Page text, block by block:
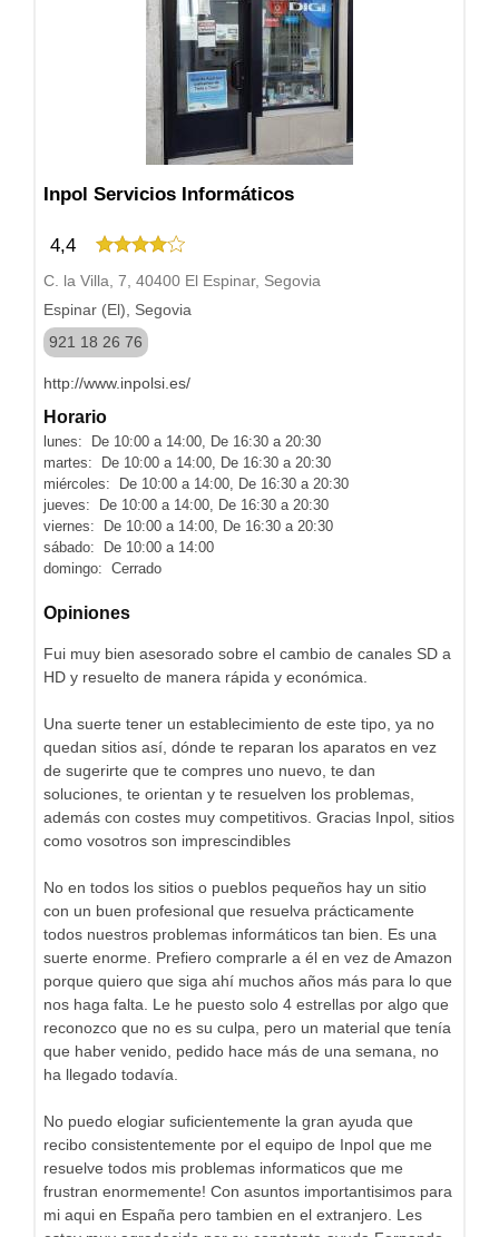
Inpol Servicios Informáticos
4,4
C. la Villa, 7, 40400 El Espinar, Segovia
Espinar (El), Segovia
921 18 26 76
http://www.inpolsi.es/
Horario
lunes: De 10:00 a 14:00, De 16:30 a 20:30
martes: De 10:00 a 14:00, De 16:30 a 20:30
miércoles: De 10:00 a 14:00, De 16:30 a 20:30
jueves: De 10:00 a 14:00, De 16:30 a 20:30
viernes: De 10:00 a 14:00, De 16:30 a 20:30
sábado: De 10:00 a 14:00
domingo: Cerrado
Opiniones
Fui muy bien asesorado sobre el cambio de canales SD a
HD y resuelto de manera rápida y económica.
Una suerte tener un establecimiento de este tipo, ya no
quedan sitios así, dónde te reparan los aparatos en vez
de sugerirte que te compres uno nuevo, te dan
soluciones, te orientan y te resuelven los problemas,
además con costes muy competitivos. Gracias Inpol, sitios
como vosotros son imprescindibles
No en todos los sitios o pueblos pequeños hay un sitio
con un buen profesional que resuelva prácticamente
todos nuestros problemas informáticos tan bien. Es una
suerte enorme. Prefiero comprarle a él en vez de Amazon
porque quiero que siga ahí muchos años más para lo que
nos haga falta. Le he puesto solo 4 estrellas por algo que
reconozco que no es su culpa, pero un material que tenía
que haber venido, pedido hace más de una semana, no
ha llegado todavía.
No puedo elogiar suficientemente la gran ayuda que
recibo consistentemente por el equipo de Inpol que me
resuelve todos mis problemas informaticos que me
frustran enormemente! Con asuntos importantisimos para
mi aqui en España pero tambien en el extranjero. Les